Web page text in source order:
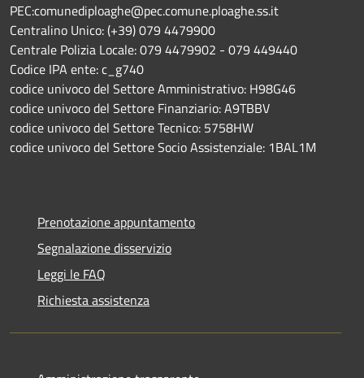
PEC:comunediploaghe@pec.comune.ploaghe.ss.it
Centralino Unico: (+39) 079 4479900
Centrale Polizia Locale: 079 4479902 - 079 449440
Codice IPA ente: c_g740
codice univoco del Settore Amministrativo: H98G46
codice univoco del Settore Finanziario: A9TBBV
codice univoco del Settore Tecnico: 5758HW
codice univoco del Settore Socio Assistenziale: 1BAL1M
Prenotazione appuntamento
Segnalazione disservizio
Leggi le FAQ
Richiesta assistenza